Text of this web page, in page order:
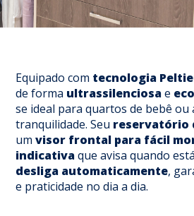
Equipado com tecnologia
de forma ultrassilenciosae
se ideal para quartos de bebê ou
tranquilidade. Seu reservatório
umvisor frontal para fácil
indicativaque avisa quando
desliga automaticamente,
e praticidade no dia a dia.